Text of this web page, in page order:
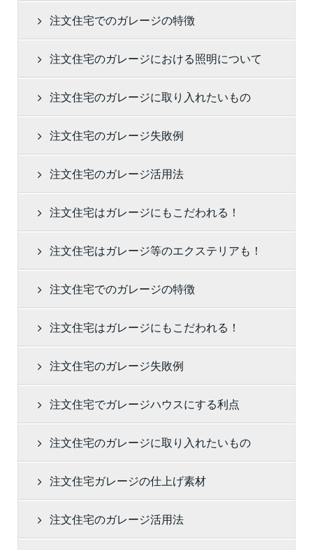
注文住宅でのガレージの特徴
注文住宅のガレージにおける照明について
注文住宅のガレージに取り入れたいもの
注文住宅のガレージ失敗例
注文住宅のガレージ活用法
注文住宅はガレージにもこだわれる！
注文住宅はガレージ等のエクステリアも！
注文住宅でのガレージの特徴
注文住宅はガレージにもこだわれる！
注文住宅のガレージ失敗例
注文住宅でガレージハウスにする利点
注文住宅のガレージに取り入れたいもの
注文住宅ガレージの仕上げ素材
注文住宅のガレージ活用法